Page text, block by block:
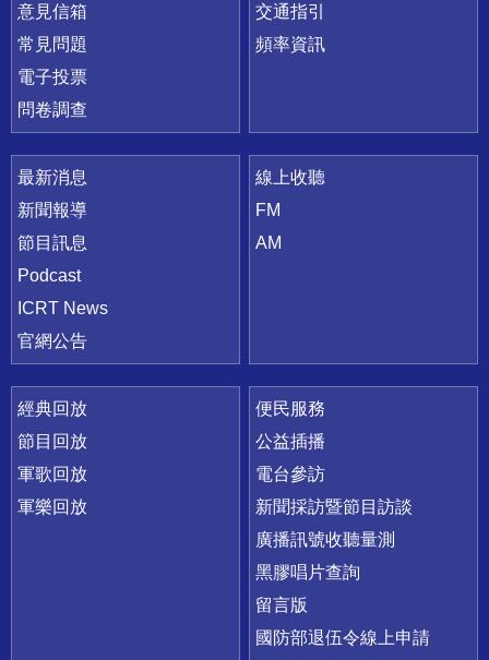
意見信箱
常見問題
電子投票
問卷調查
交通指引
頻率資訊
最新消息
新聞報導
節目訊息
Podcast
ICRT News
官網公告
線上收聽
FM
AM
經典回放
節目回放
軍歌回放
軍樂回放
便民服務
公益插播
電台參訪
新聞採訪暨節目訪談
廣播訊號收聽量測
黑膠唱片查詢
留言版
國防部退伍令線上申請